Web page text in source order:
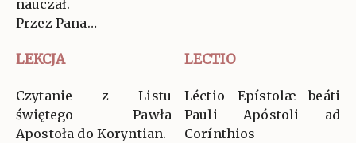
nauczał.
Przez Pana…
LEKCJA LECTIO
Czytanie z Listu
świętego Pawła
Apostoła do Koryntian.
Léctio Epístolæ beáti
Pauli Apóstoli ad
Corínthios